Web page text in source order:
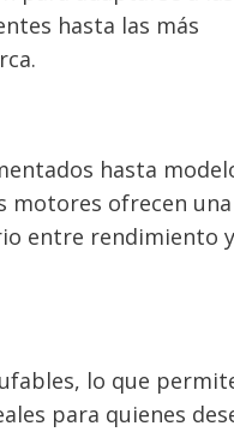
hasta las más
hasta
motores ofrecen una
entre rendimiento y
lo que
para quienes